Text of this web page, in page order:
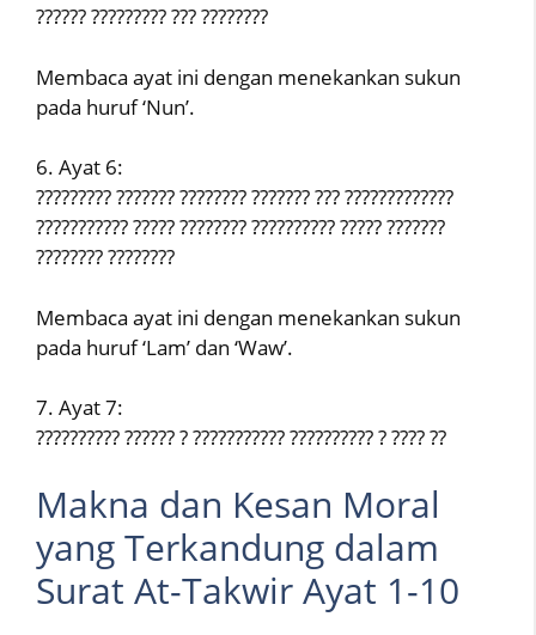
?????? ????????? ??? ????????
Membaca ayat ini dengan menekankan sukun
pada huruf ‘Nun’.
6. Ayat 6:
????????? ??????? ???????? ??????? ??? ?????????????
??????????? ????? ???????? ?????????? ????? ???????
???????? ????????
Membaca ayat ini dengan menekankan sukun
pada huruf ‘Lam’ dan ‘Waw’.
7. Ayat 7:
?????????? ?????? ? ??????????? ?????????? ? ???? ??
Makna dan Kesan Moral
yang Terkandung dalam
Surat At-Takwir Ayat 1-10